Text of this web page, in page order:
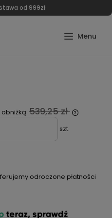
od 999zł
539,25 zł
szt.
odroczone płatności